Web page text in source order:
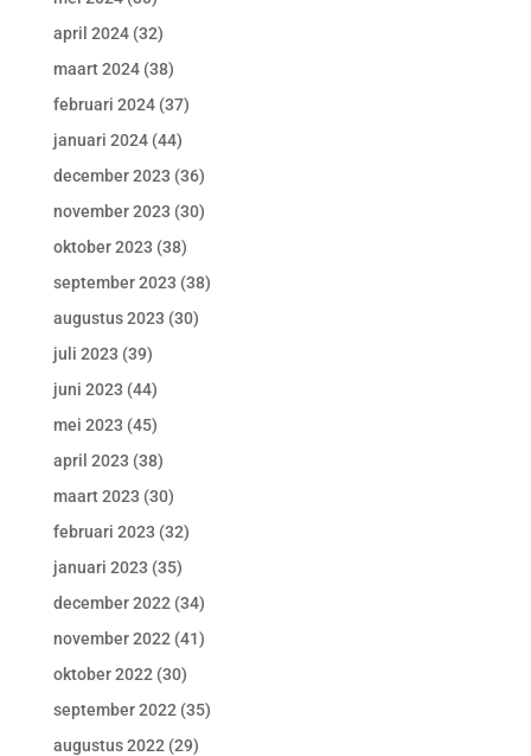
april 2024(32)
maart 2024(38)
februari 2024(37)
januari 2024(44)
december 2023 (36)
november 2023 (30)
oktober 2023 (38)
september 2023 (38)
augustus 2023 (30)
juli 2023 (39)
juni 2023 (44)
mei 2023 (45)
april 2023 (38)
maart 2023 (30)
februari 2023 (32)
januari 2023 (35)
december 2022 (34)
november 2022 (41)
oktober 2022 (30)
september 2022 (35)
augustus 2022 (29)